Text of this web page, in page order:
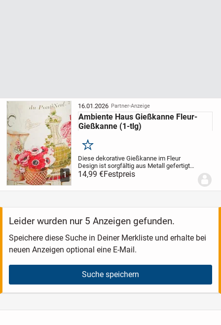
1
16.01.2026 Partner-Anzeige
Ambiente Haus Gießkanne Fleur-
Gießkanne (1-tlg)
Merken
Diese dekorative Gießkanne im Fleur
Design ist sorgfältig aus Metall gefertigt
und bringt ein romantisches Ambiente in
jedes Zuhause. Ob als Verpackung für ein
14,99 €Festpreis
Leider wurden nur 5 Anzeigen gefunden.
Speichere diese Suche in Deiner Merkliste und erhalte bei
neuen Anzeigen optional eine E-Mail.
Suche speichern